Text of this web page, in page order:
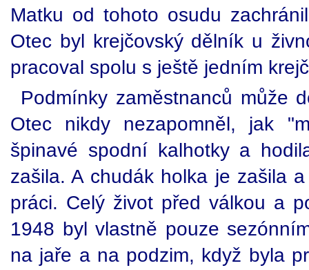
Matku od tohoto osudu
Otec byl krejčovský dělník u
pracoval spolu s ještě jedním
Podmínky zaměstnanců může
Otec nikdy nezapomněl, jak
špinavé spodní kalhotky a
zašila. A chudák holka je zašila
práci. Celý život před válkou a
1948 byl vlastně pouze
na jaře a na podzim, když byla